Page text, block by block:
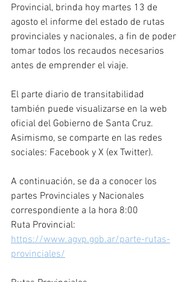
Provincial, brinda hoy martes 13 de
agosto el informe del estado de rutas
provinciales y nacionales, a fin de poder
tomar todos los recaudos necesarios
antes de emprender el viaje.
El parte diario de transitabilidad
también puede visualizarse en la web
oficial del Gobierno de Santa Cruz.
Asimismo, se comparte en las redes
sociales: Facebook y X (ex Twitter).
A continuación, se da a conocer los
partes Provinciales y Nacionales
correspondiente a la hora 8:00
Ruta Provincial:
https://www.agvp.gob.ar/parte-rutas-
provinciales/